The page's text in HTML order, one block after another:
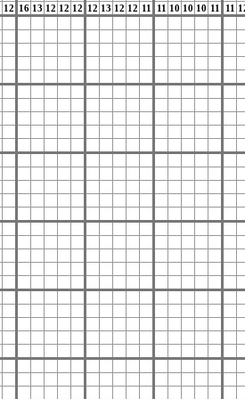
12 16 13 12 12 12 12 13 12 12 11 11 10 10 10 11 11